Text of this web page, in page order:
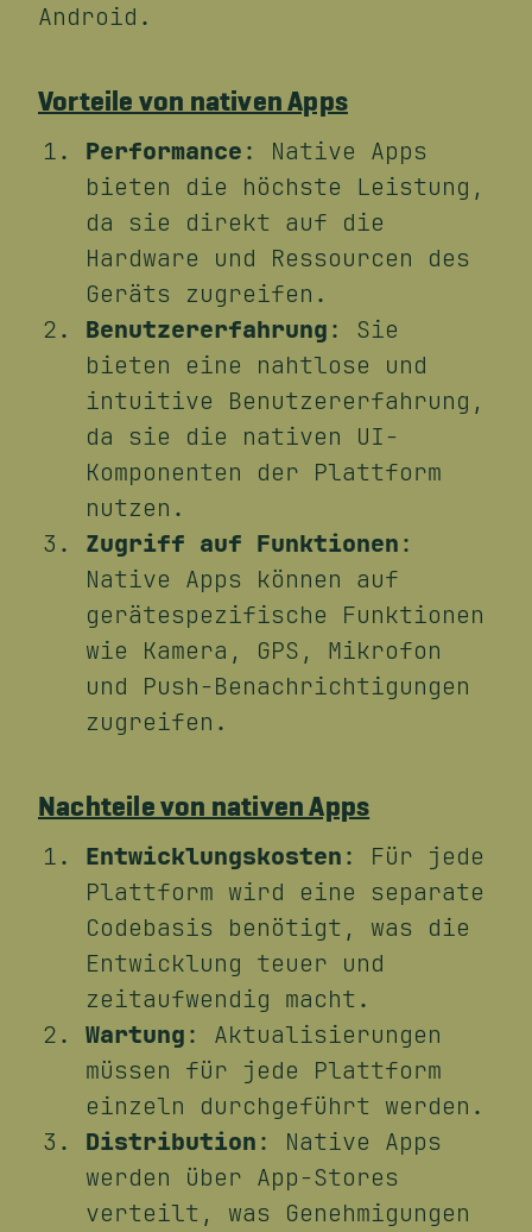
Android.
Vorteile von nativen Apps
Performance: Native Apps
bieten die höchste Leistung,
da sie direkt auf die
Hardware und Ressourcen des
Geräts zugreifen.
Benutzererfahrung: Sie
bieten eine nahtlose und
intuitive Benutzererfahrung,
da sie die nativen UI-
Komponenten der Plattform
nutzen.
Zugriff auf Funktionen:
Native Apps können auf
gerätespezifische Funktionen
wie Kamera, GPS, Mikrofon
und Push-Benachrichtigungen
zugreifen.
Nachteile von nativen Apps
Entwicklungskosten: Für jede
Plattform wird eine separate
Codebasis benötigt, was die
Entwicklung teuer und
zeitaufwendig macht.
Wartung: Aktualisierungen
müssen für jede Plattform
einzeln durchgeführt werden.
Distribution: Native Apps
werden über App-Stores
verteilt, was Genehmigungen